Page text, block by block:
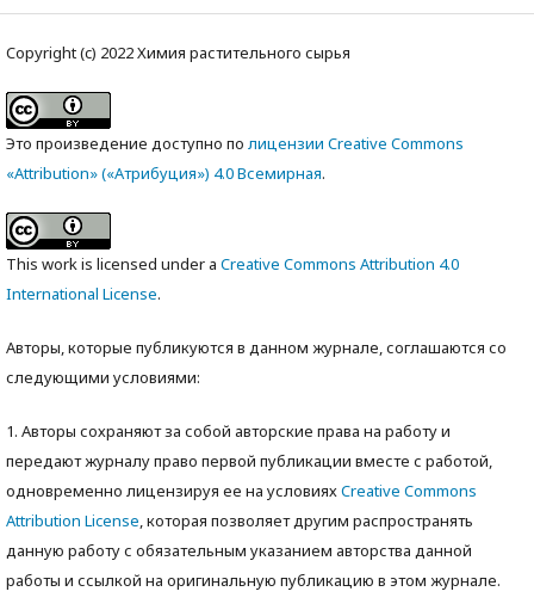
Copyright (c) 2022 Химия растительного сырья
Это произведение доступно по лицензии Creative Commons
«Attribution» («Атрибуция») 4.0 Всемирная.
This work is licensed under a Creative Commons Attribution 4.0
International License.
Авторы, которые публикуются в данном журнале, соглашаются со
следующими условиями:
1. Авторы сохраняют за собой авторские права на работу и
передают журналу право первой публикации вместе с работой,
одновременно лицензируя ее на условияхCreative Commons
Attribution License, которая позволяет другим распространять
данную работу с обязательным указанием авторства данной
работы и ссылкой на оригинальную публикацию в этом журнале.